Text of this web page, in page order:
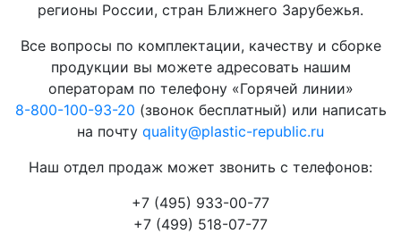
регионы России, стран Ближнего Зарубежья.
Все вопросы по комплектации, качеству и сборке
продукции вы можете адресовать нашим
операторам по телефону «Горячей линии»
8-800-100-93-20 (звонок бесплатный) или написать
на почту quality@plastic-republic.ru
Наш отдел продаж может звонить с телефонов:
+7 (495) 933-00-77
+7 (499) 518-07-77